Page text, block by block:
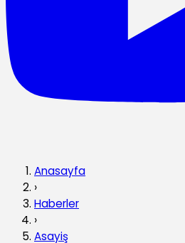
Anasayfa
›
Haberler
›
Asayiş